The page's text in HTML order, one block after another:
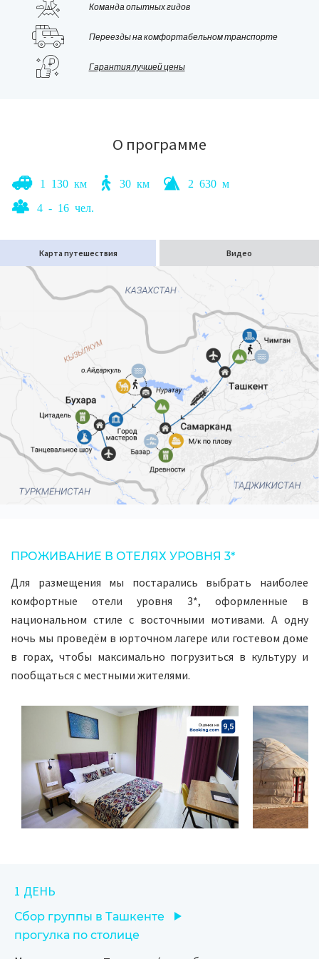
древности
Бухары,
шумный восточный базар,
красочное танцевальное шоу,
мастер-класс по приготовлению плова,
Команда опытных гидов
Переезды на комфортабельном транспорте
Гарантия лучшей цены
О программе
1 130 км 30 км 2 630 м
4 - 16 чел.
Карта путешествия Видео
ПРОЖИВАНИЕ В ОТЕЛЯХ УРОВНЯ 3*
Для размещения мы постарались выбрать наиболее
комфортные отели уровня 3*, оформленные в
национальном стиле с восточными мотивами. А одну
ночь мы проведём в юрточном лагере или гостевом доме
в горах, чтобы максимально погрузиться в культуру и
пообщаться с местными жителями.
1 ДЕНЬ
Сбор группы в Ташкенте
прогулка по столице